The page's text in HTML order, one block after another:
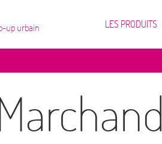
up urbain LES PRODUITS